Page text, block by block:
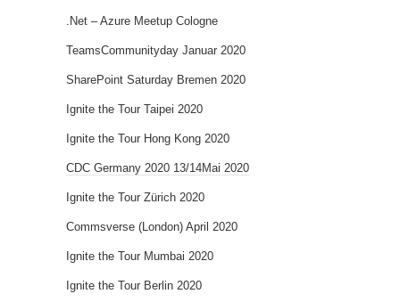
.Net – Azure Meetup Cologne
TeamsCommunityday Januar 2020
SharePoint Saturday Bremen 2020
Ignite the Tour Taipei 2020
Ignite the Tour Hong Kong 2020
CDC Germany 2020 13/14Mai 2020
Ignite the Tour Zürich 2020
Commsverse (London) April 2020
Ignite the Tour Mumbai 2020
Ignite the Tour Berlin 2020